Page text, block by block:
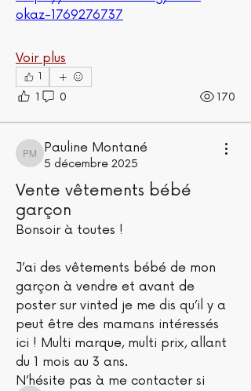
okaz-1769276737
Voir plus
1
1 0 170
Pauline Montané
Pauline Montané
5 décembre 2025
Vente vêtements bébé
garçon
Bonsoir à toutes !
J’ai des vêtements bébé de mon
garçon à vendre et avant de
poster sur vinted je me dis qu’il y a
peut être des mamans intéressés
ici ! Multi marque, multi prix, allant
du 1 mois au 3 ans.
N’hésite pas à me contacter si
À propos
Bienvenue dans ce groupe du bon
coin des MAMAS! Je donne /...
Lire plus
membres